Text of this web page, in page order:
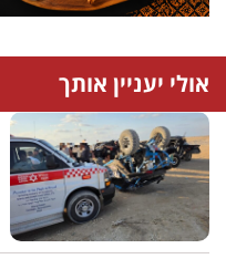
אולי יעניין אותך